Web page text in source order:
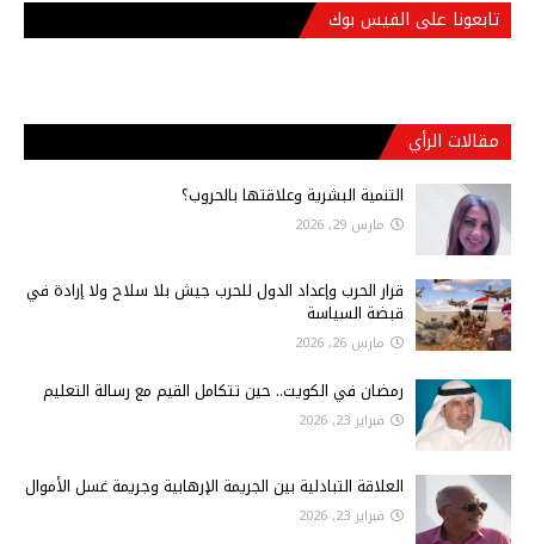
تابعونا على الفيس بوك
مقالات الرأي
التنمية البشرية وعلاقتها بالحروب؟
مارس 29, 2026
قرار الحرب وإعداد الدول للحرب جيش بلا سلاح ولا إرادة في
قبضة السياسة
مارس 26, 2026
رمضان في الكويت.. حين تتكامل القيم مع رسالة التعليم
فبراير 23, 2026
العلاقة التبادلية بين الجريمة الإرهابية وجريمة غسل الأموال
فبراير 23, 2026